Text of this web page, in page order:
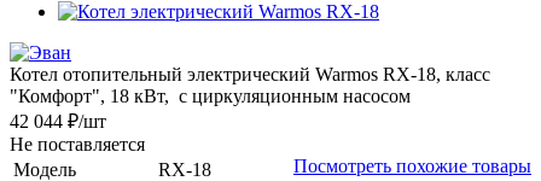
Котел отопительный электрический Warmos RX-18, класс
"Комфорт", 18 кВт, с циркуляционным насосом
42 044 ₽/шт
Не поставляется
Посмотреть похожие товары
Модель
RX-18